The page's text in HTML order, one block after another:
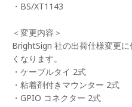
・BS/XT1143
＜変更内容＞
BrightSign 社の出荷仕様変更
くなります。
・ケーブルタイ 2式
・粘着剤付きマウンター 2式
・GPIO コネクター 2式